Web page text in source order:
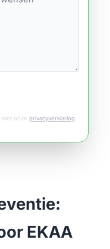
onze privacyverklaring
EKAA